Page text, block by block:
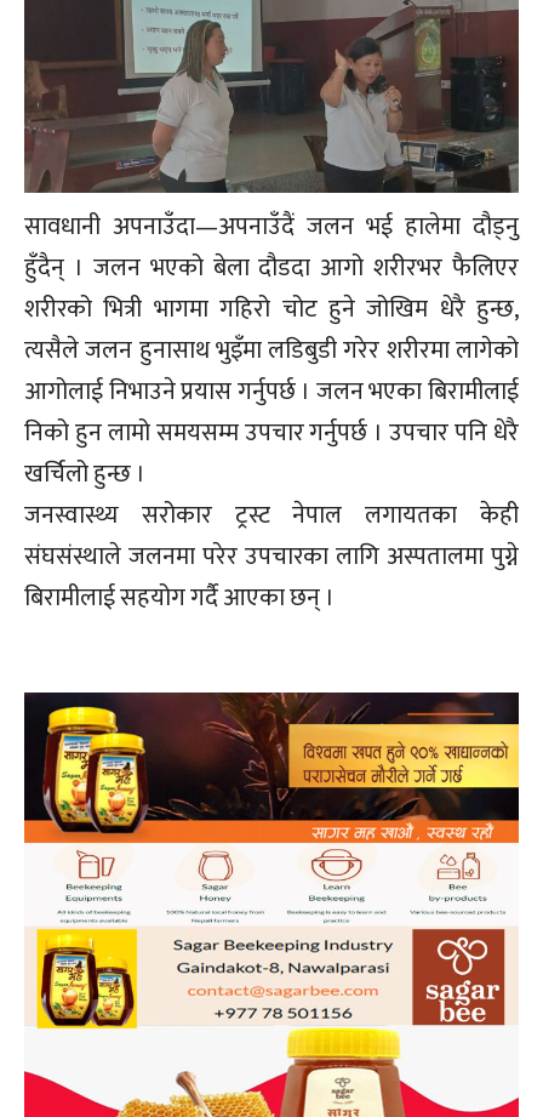
सावधानी अपनाउँदा—अपनाउँदैं जलन भई हालेमा दौड्नु
हुँदैन् । जलन भएको बेला दौडदा आगो शरीरभर फैलिएर
शरीरको भित्री भागमा गहिरो चोट हुने जोखिम धेरै हुन्छ,
त्यसैले जलन हुनासाथ भुइँमा लडिबुडी गरेर शरीरमा लागेको
आगोलाई निभाउने प्रयास गर्नुपर्छ । जलन भएका बिरामीलाई
निको हुन लामो समयसम्म उपचार गर्नुपर्छ । उपचार पनि धेरै
खर्चिलो हुन्छ ।
जनस्वास्थ्य सरोकार ट्रस्ट नेपाल लगायतका केही
संघसंस्थाले जलनमा परेर उपचारका लागि अस्पतालमा पुग्ने
बिरामीलाई सहयोग गर्दै आएका छन् ।